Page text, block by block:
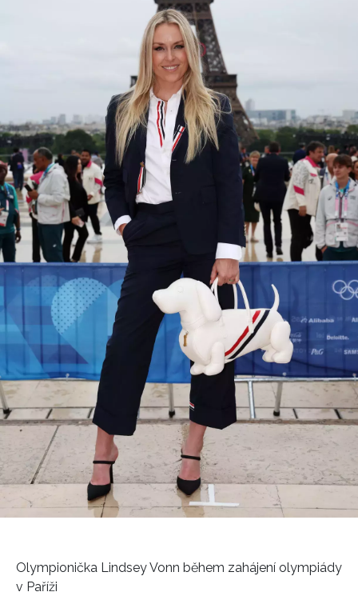
Olympionička Lindsey Vonn během zahájení olympiády
v Paříži